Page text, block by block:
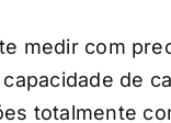
medir com
de
totalmente